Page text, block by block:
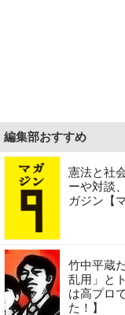
編集部おすすめ
憲法と社
ーや対談
ガジン【
竹中平蔵
乱用」と
は高プロ
た！】